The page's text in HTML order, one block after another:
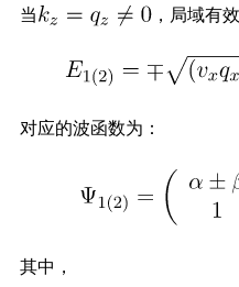
当 ，局域有
对应的波函数为：
其中，